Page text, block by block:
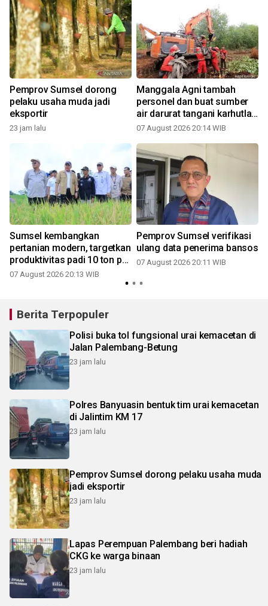
Pemprov Sumsel dorong
pelaku usaha muda jadi
eksportir
23 jam lalu
Manggala Agni tambah
personel dan buat sumber
air darurat tangani karhutla
di OKI
07 August 2026 20:14 WIB
Sumsel kembangkan
pertanian modern, targetkan
produktivitas padi 10 ton per
hektare
07 August 2026 20:13 WIB
Pemprov Sumsel verifikasi
ulang data penerima bansos
07 August 2026 20:11 WIB
Berita Terpopuler
Polisi buka tol fungsional urai kemacetan di
Jalan Palembang-Betung
23 jam lalu
Polres Banyuasin bentuk tim urai kemacetan
di Jalintim KM 17
23 jam lalu
Pemprov Sumsel dorong pelaku usaha muda
jadi eksportir
23 jam lalu
Lapas Perempuan Palembang beri hadiah
CKG ke warga binaan
23 jam lalu